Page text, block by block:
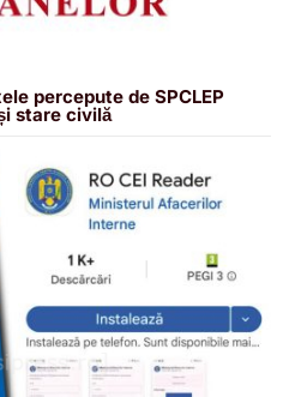
percepute de SPCLEP
stare civilă